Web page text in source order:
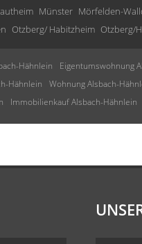
Münster Mörfelden-
Otzberg/ Habitzheim Otzberg/
Hähnlein Eigentumswohnung
Hähnlein
Wohnung Alsbach-
Immobilienkauf Alsbach-Hähnlein